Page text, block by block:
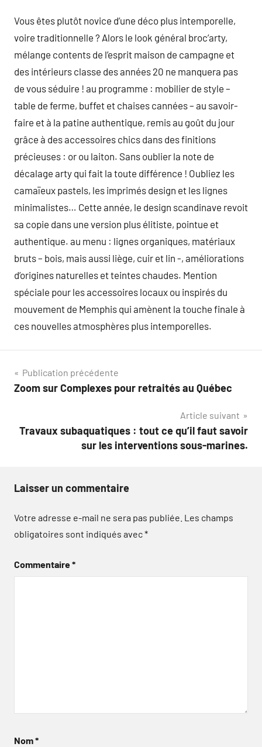
Vous êtes plutôt novice d’une déco plus intemporelle,
voire traditionnelle ? Alors le look général broc’arty,
mélange contents de l’esprit maison de campagne et
des intérieurs classe des années 20 ne manquera pas
de vous séduire ! au programme : mobilier de style –
table de ferme, buffet et chaises cannées – au savoir-
faire et à la patine authentique, remis au goût du jour
grâce à des accessoires chics dans des finitions
précieuses : or ou laiton. Sans oublier la note de
décalage arty qui fait la toute différence ! Oubliez les
camaïeux pastels, les imprimés design et les lignes
minimalistes… Cette année, le design scandinave revoit
sa copie dans une version plus élitiste, pointue et
authentique. au menu : lignes organiques, matériaux
bruts – bois, mais aussi liège, cuir et lin -, améliorations
d’origines naturelles et teintes chaudes. Mention
spéciale pour les accessoires locaux ou inspirés du
mouvement de Memphis qui amènent la touche finale à
ces nouvelles atmosphères plus intemporelles.
Navigation
de
Publication précédente
Zoom sur Complexes pour retraités au Québec
Article suivant
Travaux subaquatiques : tout ce qu’il faut savoir
sur les interventions sous-marines.
Laisser un commentaire
Votre adresse e-mail ne sera pas publiée. Les champs
obligatoires sont indiqués avec*
Commentaire*
Nom*